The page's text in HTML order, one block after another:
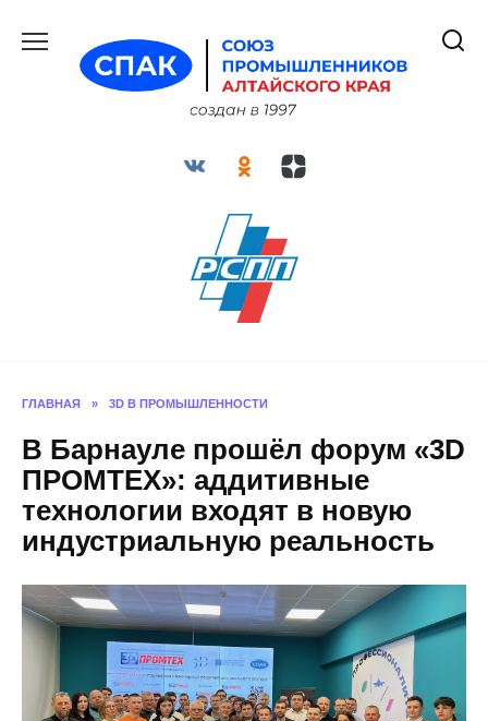
содержанию
ГЛАВНАЯ » 3D В ПРОМЫШЛЕННОСТИ
В Барнауле прошёл форум «3D
ПРОМТЕХ»: аддитивные
технологии входят в новую
индустриальную реальность